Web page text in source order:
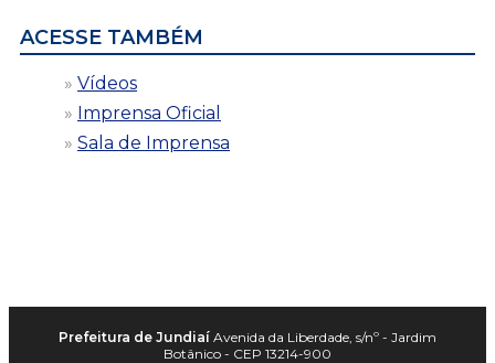
ACESSE TAMBÉM
Vídeos
Imprensa Oficial
Sala de Imprensa
Prefeitura de Jundiaí Avenida da Liberdade, s/nº - Jardim
Botânico - CEP 13214-900